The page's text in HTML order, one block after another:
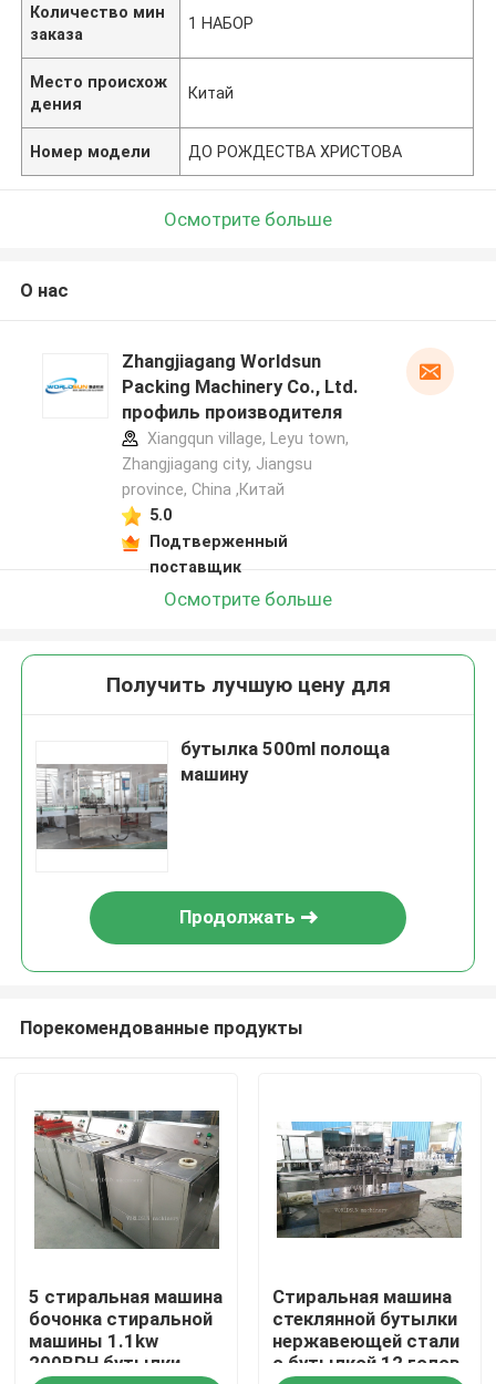
Количество мин
заказа
1 НАБОР
Место происхож
дения
Китай
Номер модели ДО РОЖДЕСТВА ХРИСТОВА
Осмотрите больше
О нас
Zhangjiagang Worldsun
Packing Machinery Co., Ltd.
профиль производителя
Xiangqun village, Leyu town,
Zhangjiagang city, Jiangsu
province, China ,Китай
5.0
Подтверженный
поставщик
Осмотрите больше
Получить лучшую цену для
бутылка 500ml полоща
машину
Продолжать
Порекомендованные продукты
5 стиральная машина
бочонка стиральной
машины 1.1kw
200BPH бутылки
Стиральная машина
стеклянной бутылки
нержавеющей стали
с бутылкой 12 голов